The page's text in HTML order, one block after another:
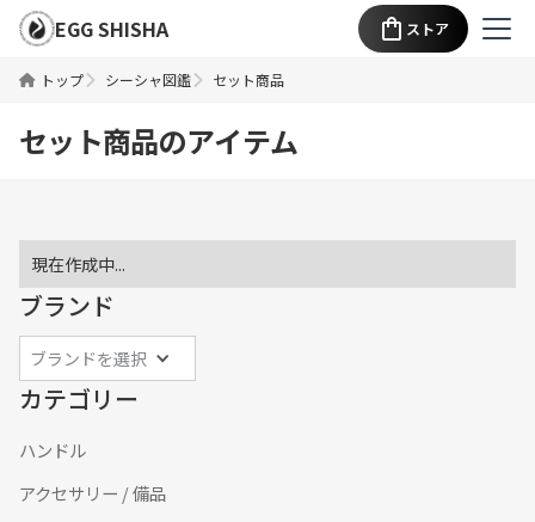
EGG SHISHA ストア
トップ シーシャ図鑑 セット商品
セット商品のアイテム
ブランド
ブランドを選択
カテゴリー
ハンドル
アクセサリー / 備品
現在作成中...